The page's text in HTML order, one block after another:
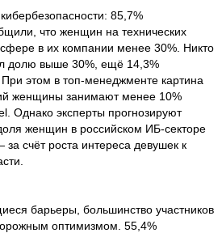
85,7%
что женщин на технических
в их компании менее 30%. Никто
долю выше 30%, ещё 14,3%
При этом в топ-менеджменте картина
женщины занимают менее 10%
Однако эксперты прогнозируют
женщин в российском ИБ-секторе
счёт роста интереса девушек к
барьеры, большинство участников
оптимизмом. 55,4%